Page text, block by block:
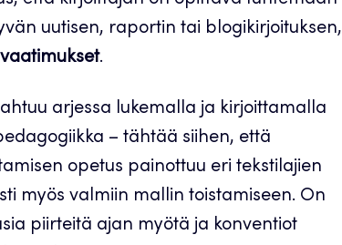
uutisen, raportin tai blogikirjoituksen,
.
arjessa lukemalla ja kirjoittamalla
– tähtää siihen, että
opetus painottuu eri tekstilajien
myös valmiin mallin toistamiseen. On
piirteitä ajan myötä ja konventiot